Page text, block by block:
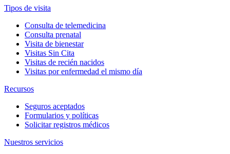
Tipos de visita
Consulta de telemedicina
Consulta prenatal
Visita de bienestar
Visitas Sin Cita
Visitas de recién nacidos
Visitas por enfermedad el mismo día
Recursos
Seguros aceptados
Formularios y políticas
Solicitar registros médicos
Nuestros servicios